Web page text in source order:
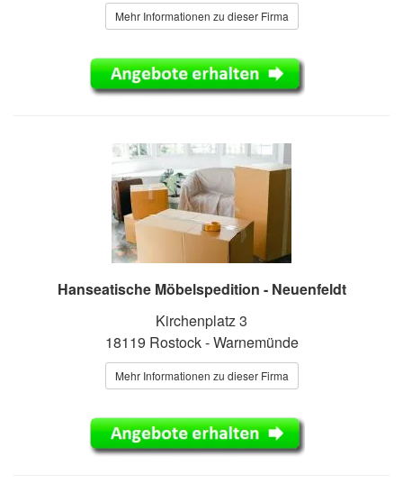
Mehr Informationen zu dieser Firma
Hanseatische Möbelspedition - Neuenfeldt
Kirchenplatz 3
18119 Rostock - Warnemünde
Mehr Informationen zu dieser Firma